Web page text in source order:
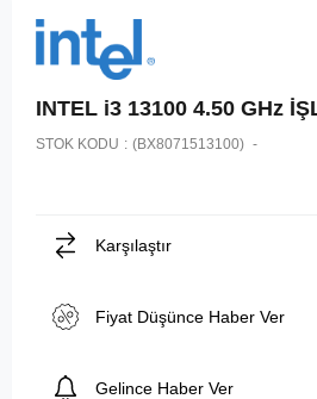
INTEL i3 13100 4.50 GHz
STOK KODU (BX8071513100)
Karşılaştır
Fiyat Düşünce Haber Ver
Gelince Haber Ver